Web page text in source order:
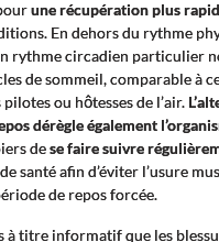
une récupération plus
En dehors du rythme
rythme circadien particulier
de sommeil, comparable à
ou hôtesses de l’air.
dérègle également
dese faire suivre
santé afin d’éviter l’usure
de repos forcée.
à titre informatif que les